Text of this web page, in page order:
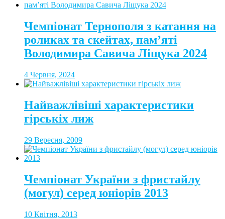
Чемпіонат Тернополя з катання на
роликах та скейтах, пам’яті
Володимира Савича Ліщука 2024
4 Червня, 2024
Найважлівіші характеристики
гірськіх лиж
29 Вересня, 2009
Чемпіонат України з фристайлу
(могул) серед юніорів 2013
10 Квітня, 2013